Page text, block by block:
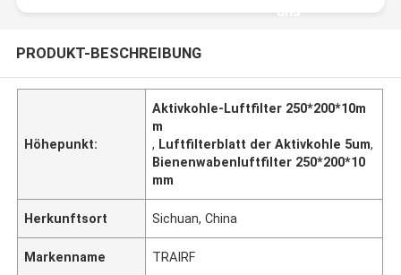
uns
PRODUKT-BESCHREIBUNG
Höhepunkt:
Aktivkohle-Luftfilter 250*200*10m
m
, Luftfilterblatt der Aktivkohle 5um,
Bienenwabenluftfilter 250*200*10
mm
Herkunftsort Sichuan, China
Markenname TRAIRF